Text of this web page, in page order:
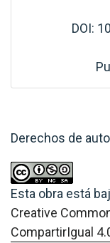
DOI:
Derechos de
Esta obra está
Creative
CompartirIgual